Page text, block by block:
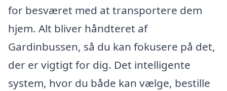
for besværet med at transportere dem
hjem. Alt bliver håndteret af
Gardinbussen, så du kan fokusere på det,
der er vigtigt for dig. Det intelligente
system, hvor du både kan vælge, bestille